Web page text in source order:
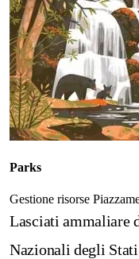
Parks
Gestione risorse
Lasciati ammaliare
Nazionali degli